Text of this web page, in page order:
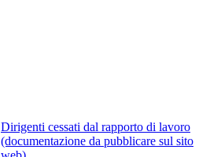
Dirigenti cessati dal rapporto di lavoro
(documentazione da pubblicare sul sito